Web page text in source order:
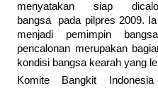
menyatakan siap
bangsa pada pilpres 2009.
menjadi pemimpin
pencalonan merupakan
kondisi bangsa kearah yang
Komite Bangkit